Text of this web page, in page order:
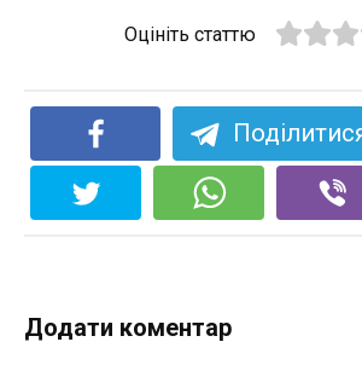
Оцініть статтю
Додати коментар